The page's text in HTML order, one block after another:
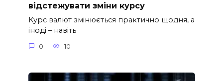
відстежувати зміни курсу
Курс валют змінюється практично щодня, а
іноді – навіть
0 10